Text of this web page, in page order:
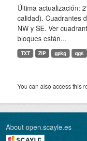
Última actualización:
calidad). Cuadrantes
NW y SE. Ver
bloques están...
TXT ZIP gpkg qgs
You can also access this
About open.scayle.es